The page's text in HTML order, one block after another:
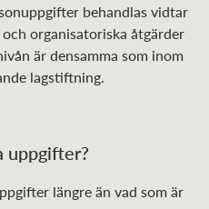
behandlas vidtar
organisatoriska åtgärder
är densamma som inom
lagstiftning.
uppgifter?
längre än vad som är